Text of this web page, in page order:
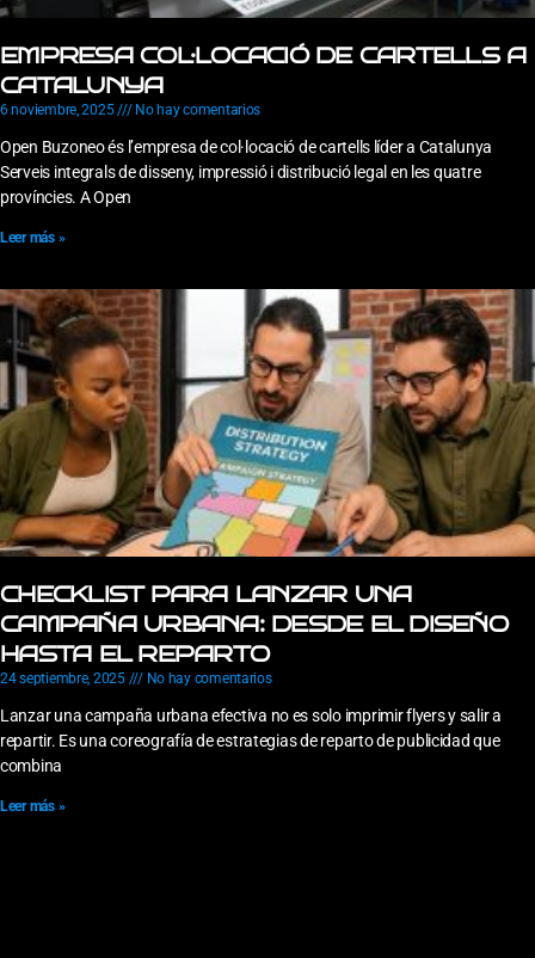
EMPRESA COL·LOCACIÓ DE CARTELLS A
CATALUNYA
6 noviembre, 2025 No hay comentarios
Open Buzoneo és l’empresa de col·locació de cartells líder a Catalunya
Serveis integrals de disseny, impressió i distribució legal en les quatre
províncies. A Open
Leer más »
CHECKLIST PARA LANZAR UNA
CAMPAÑA URBANA: DESDE EL DISEÑO
HASTA EL REPARTO
24 septiembre, 2025 No hay comentarios
Lanzar una campaña urbana efectiva no es solo imprimir flyers y salir a
repartir. Es una coreografía de estrategias de reparto de publicidad que
combina
Leer más »